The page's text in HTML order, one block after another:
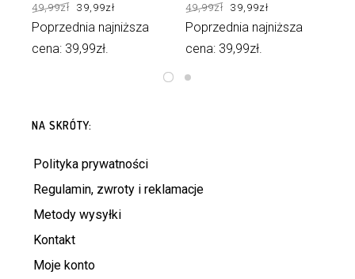
49,99zł cena
wynosiła:
49,99zł.
39,99złcena
39,99zł.
Poprzednia najniższa
cena: 39,99zł.
49,99zł cena
wynosiła:
49,99zł.
39,99złcena
39,99zł.
Poprzednia najniższa
cena: 39,99zł.
NA SKRÓTY:
Polityka prywatności
Regulamin, zwroty i reklamacje
Metody wysyłki
Kontakt
Moje konto